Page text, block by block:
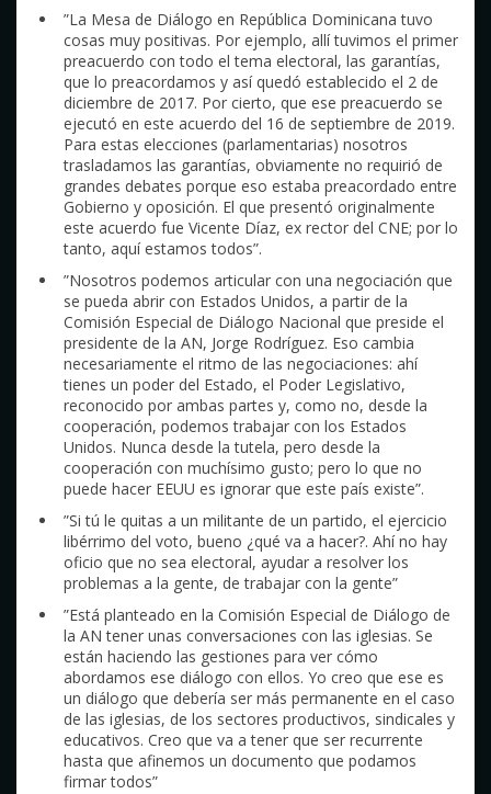
”La Mesa de Diálogo en República Dominicana tuvo
cosas muy positivas. Por ejemplo, allí tuvimos el primer
preacuerdo con todo el tema electoral, las garantías,
que lo preacordamos y así quedó establecido el 2 de
diciembre de 2017. Por cierto, que ese preacuerdo se
ejecutó en este acuerdo del 16 de septiembre de 2019.
Para estas elecciones (parlamentarias) nosotros
trasladamos las garantías, obviamente no requirió de
grandes debates porque eso estaba preacordado entre
Gobierno y oposición. El que presentó originalmente
este acuerdo fue Vicente Díaz, ex rector del CNE; por lo
tanto, aquí estamos todos”.
”Nosotros podemos articular con una negociación que
se pueda abrir con Estados Unidos, a partir de la
Comisión Especial de Diálogo Nacional que preside el
presidente de la AN, Jorge Rodríguez. Eso cambia
necesariamente el ritmo de las negociaciones: ahí
tienes un poder del Estado, el Poder Legislativo,
reconocido por ambas partes y, como no, desde la
cooperación, podemos trabajar con los Estados
Unidos. Nunca desde la tutela, pero desde la
cooperación con muchísimo gusto; pero lo que no
puede hacer EEUU es ignorar que este país existe”.
”Si tú le quitas a un militante de un partido, el ejercicio
libérrimo del voto, bueno ¿qué va a hacer?. Ahí no hay
oficio que no sea electoral, ayudar a resolver los
problemas a la gente, de trabajar con la gente”
”Está planteado en la Comisión Especial de Diálogo de
la AN tener unas conversaciones con las iglesias. Se
están haciendo las gestiones para ver cómo
abordamos ese diálogo con ellos. Yo creo que ese es
un diálogo que debería ser más permanente en el caso
de las iglesias, de los sectores productivos, sindicales y
educativos. Creo que va a tener que ser recurrente
hasta que afinemos un documento que podamos
firmar todos”